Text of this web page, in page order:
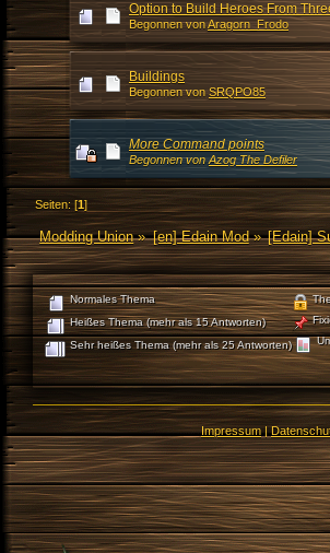
Option to Build Heroes From
Begonnen vonAragorn_Frodo
Buildings
Begonnen von SRQPO85
More Command points
Begonnen von Azog The Defiler
Seiten: [1]
Modding Union» [en] Edain Mod» [Edain]
Normales Thema
Heißes Thema (mehr als 15 Antworten)
Sehr heißes Thema (mehr als 25 Antworten)
Impressum|